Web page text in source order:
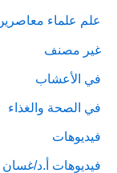
علم علماء
غير مصنف
في الأعشاب
في الصحة والغذاء
فيديوهات
فيديوهات أ.د/